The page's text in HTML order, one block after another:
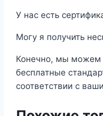
У нас есть
Могу я получить
Конечно, мы можем
бесплатные
соответствии с